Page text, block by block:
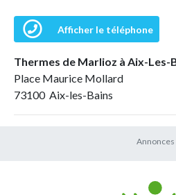
Afficher le téléphone
Thermes de Marlioz à Aix-Les-
Place Maurice Mollard
73100 Aix-les-Bains